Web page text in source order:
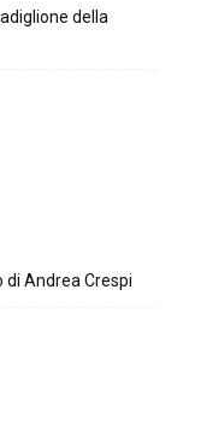
della
di Andrea Crespi